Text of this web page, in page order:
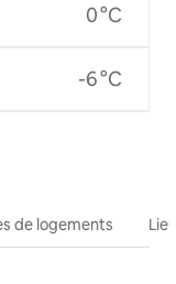
0 °C
-6 °C
de logements